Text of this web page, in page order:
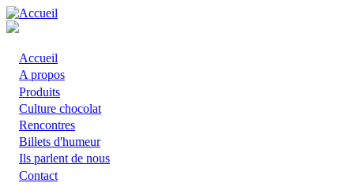
Aller
au
principal
Main
navigation
Accueil
A propos
Produits
Culture chocolat
Rencontres
Billets d'humeur
Ils parlent de nous
Contact